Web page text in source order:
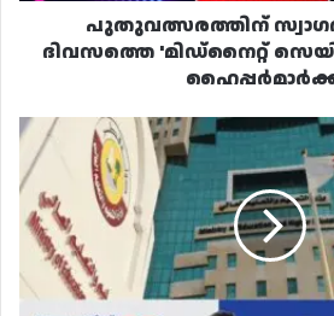
പുതുവത്സരത്തിന്
ദിവസത്തെ 'മിഡ്നൈറ്റ്
ഹൈസ്‌കൂൾ
വിദ്യാർത്ഥികൾ
ഒന്നാം
സെമസ്റ്ററിൽ
മികച്ച
ഫലങ്ങൾ
നേടി,
അഭിനന്ദനവുമായി